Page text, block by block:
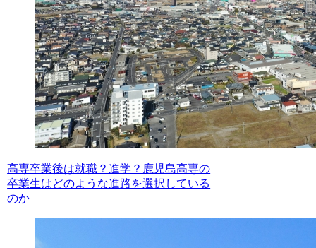
高専卒業後は就職？進学？鹿児島高専の
卒業生はどのような進路を選択している
のか